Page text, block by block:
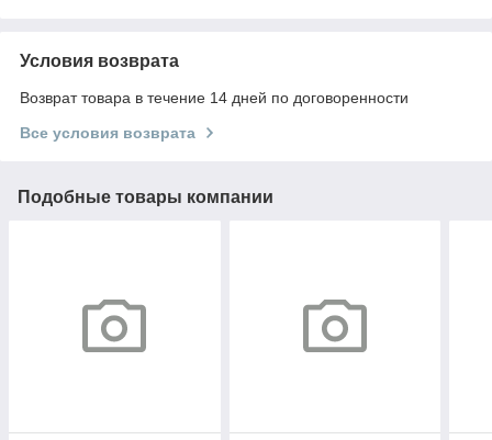
Условия возврата
Возврат товара в течение 14 дней по договоренности
Все условия возврата
Подобные товары компании